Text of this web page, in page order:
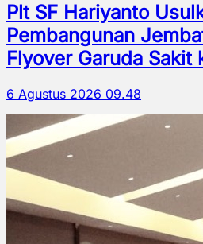
Plt SF Hariyanto
Pembangunan
Flyover Garuda Sakit
6 Agustus 2026 09.48